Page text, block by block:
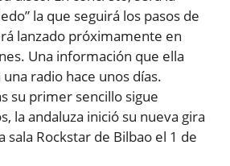
la que seguirá los pasos de
lanzado próximamente en
Una información que ella
radio hace unos días.
su primer sencillo sigue
la andaluza inició su nueva gira
sala Rockstar de Bilbao el 1 de